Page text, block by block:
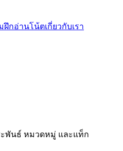
ฝึกอ่านโน้ตเกี่ยวกับเรา
พันธ์ หมวดหมู่ และแท็ก